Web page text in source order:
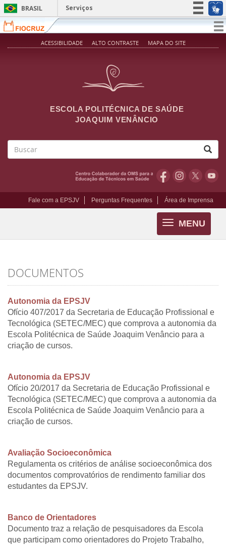
Pular para o conteúdo principal
BRASIL
Serviços
Simplifique!
Participe
ACESSIBILIDADE ALTO CONTRASTE MAPA DO SITE
ESCOLA POLITÉCNICA DE SAÚDE
JOAQUIM VENÂNCIO
Fale com a EPSJV Perguntas Frequentes Área de Imprensa
MENU
Toggle
navigation
DOCUMENTOS
Autonomia da EPSJV
Ofício 407/2017 da Secretaria de Educação Profissional e
Tecnológica (SETEC/MEC) que comprova a autonomia da
Escola Politécnica de Saúde Joaquim Venâncio para a
criação de cursos.
Autonomia da EPSJV
Ofício 20/2017 da Secretaria de Educação Profissional e
Tecnológica (SETEC/MEC) que comprova a autonomia da
Escola Politécnica de Saúde Joaquim Venâncio para a
criação de cursos.
Avaliação Socioeconômica
Regulamenta os critérios de análise socioeconômica dos
documentos comprovatórios de rendimento familiar dos
estudantes da EPSJV.
Banco de Orientadores
Documento traz a relação de pesquisadores da Escola
que participam como orientadores do Projeto Trabalho,